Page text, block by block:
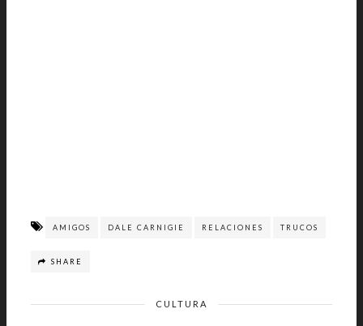
AMIGOS DALE CARNIGIE RELACIONES TRUCOS
SHARE
CULTURA